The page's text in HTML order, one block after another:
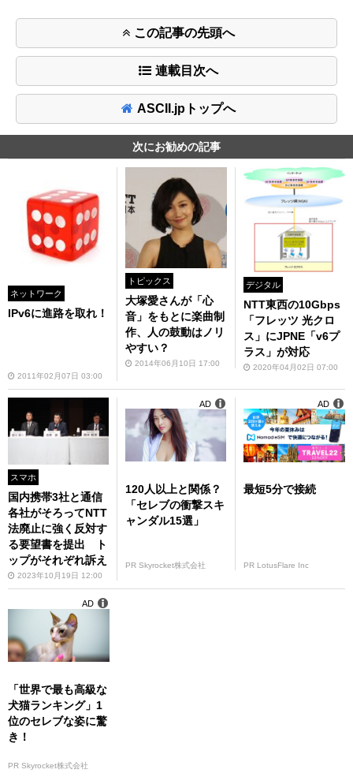
この記事の先頭へ
連載目次へ
ASCII.jpトップへ
次にお勧めの記事
ネットワーク
IPv6に進路を取れ！
2011年02月07日 03:00
トピックス
大塚愛さんが「心
音」をもとに楽曲制
作、人の鼓動はノリ
やすい？
2014年06月10日 17:00
デジタル
NTT東西の10Gbps
「フレッツ 光クロ
ス」にJPNE「v6プ
ラス」が対応
2020年04月02日 07:00
スマホ
国内携帯3社と通信
各社がそろってNTT
法廃止に強く反対す
る要望書を提出 ト
ップがそれぞれ訴え
2023年10月19日 12:00
120人以上と関係？
「セレブの衝撃スキ
ャンダル15選」
PR Skyrocket株式会社
AD
最短5分で接続
PR LotusFlare Inc
AD
「世界で最も高級な
犬猫ランキング」1
位のセレブな姿に驚
き！
PR Skyrocket株式会社
AD